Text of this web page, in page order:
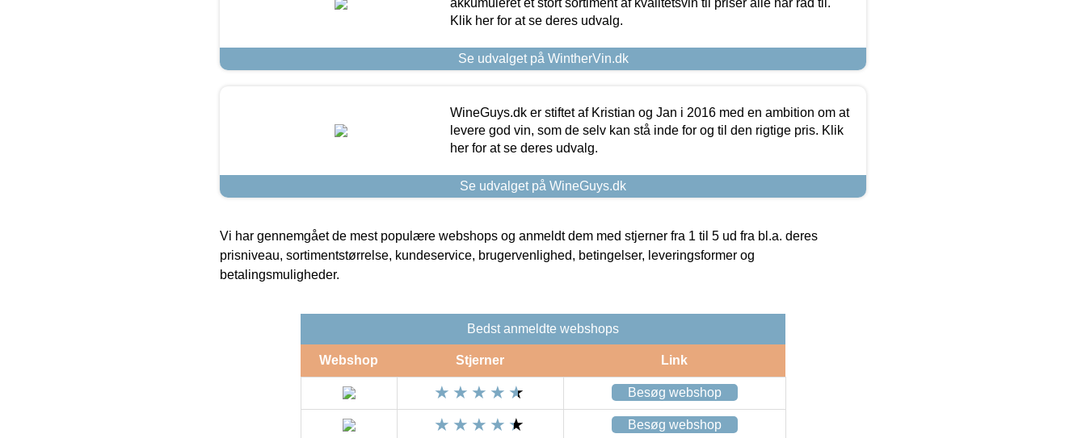
Klik her for at se deres udvalg.
Se udvalget på WintherVin.dk
WineGuys.dk er stiftet af Kristian og Jan i 2016 med en ambition om at
levere god vin, som de selv kan stå inde for og til den rigtige pris. Klik
her for at se deres udvalg.
Se udvalget på WineGuys.dk
Vi har gennemgået de mest populære webshops og anmeldt dem med stjerner fra 1 til 5 ud fra bl.a. deres
prisniveau, sortimentstørrelse, kundeservice, brugervenlighed, betingelser, leveringsformer og
betalingsmuligheder.
Bedst anmeldte webshops
Webshop Stjerner Link
Besøg webshop
Besøg webshop